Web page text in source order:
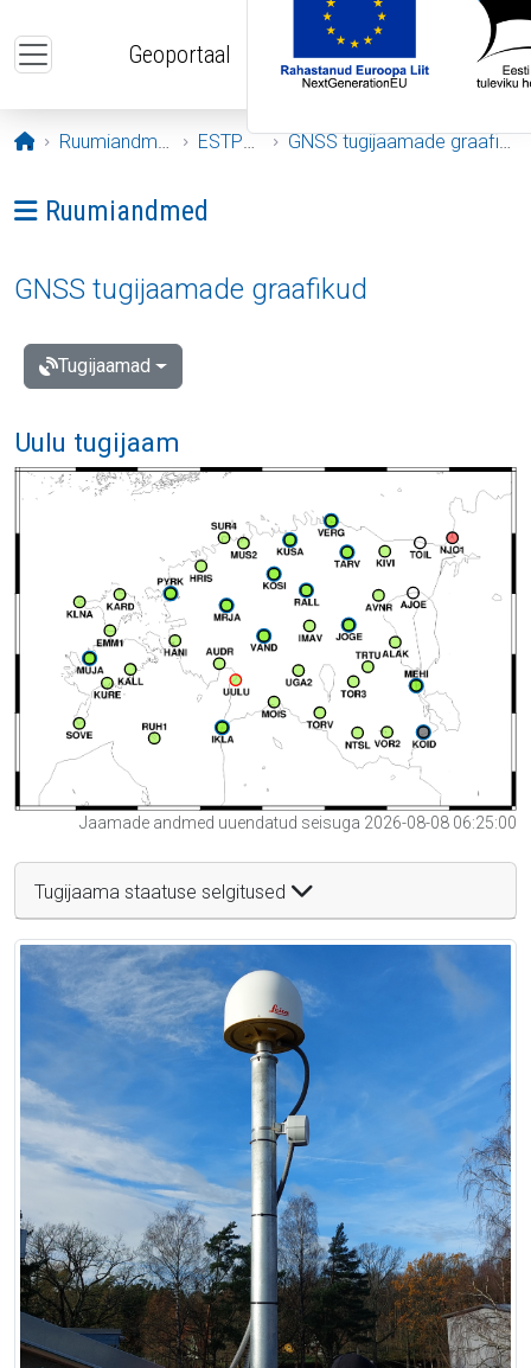
Geoportaal
Avaleht
Ruumiandmed ESTPOS GNSS tugijaamade graafikud
Ava menüü: Ruumiandmed
Ruumiandmed
GNSS tugijaamade graafikud
Tugijaamad
Uulu tugijaam
Jaamade andmed uuendatud seisuga 2026-08-08 06:25:00
Tugijaama staatuse selgitused